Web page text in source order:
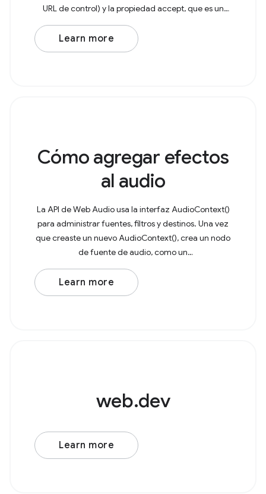
URL de control) y la propiedad accept, que es un
objeto con tipos de MIME como claves y arrays de
Learn more
Cómo agregar efectos
al audio
La API de Web Audio usa la interfaz AudioContext()
para administrar fuentes, filtros y destinos. Una vez
que creaste un nuevo AudioContext(), crea un nodo
de fuente de audio, como un
AudioBufferSourceNode o OscillatorNode. Por
ejemplo, considera un
Learn more
web.dev
Learn more